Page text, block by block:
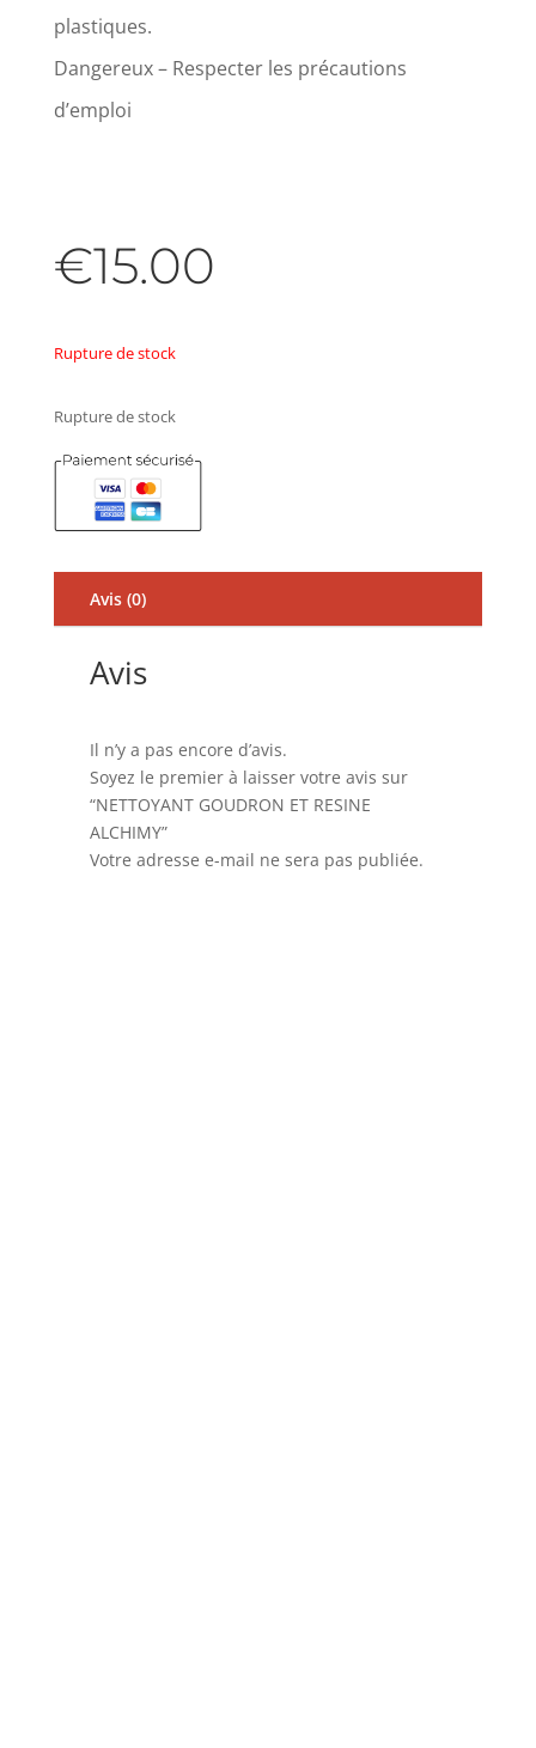
plastiques.
Dangereux – Respecter les précautions
d’emploi
€15.00
Rupture de stock
Rupture de stock
Avis (0)
Avis
Il n’y a pas encore d’avis.
Soyez le premier à laisser votre avis sur
“NETTOYANT GOUDRON ET RESINE
ALCHIMY”
Votre adresse e-mail ne sera pas publiée.